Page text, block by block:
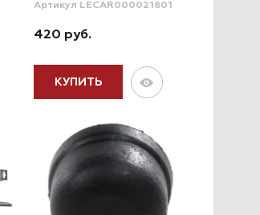
Артикул LECAR000021801
420 руб.
КУПИТЬ